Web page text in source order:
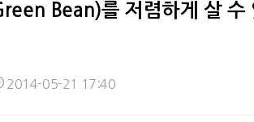
Bean)를 저렴하게 살 수
2014-05-21 17:40